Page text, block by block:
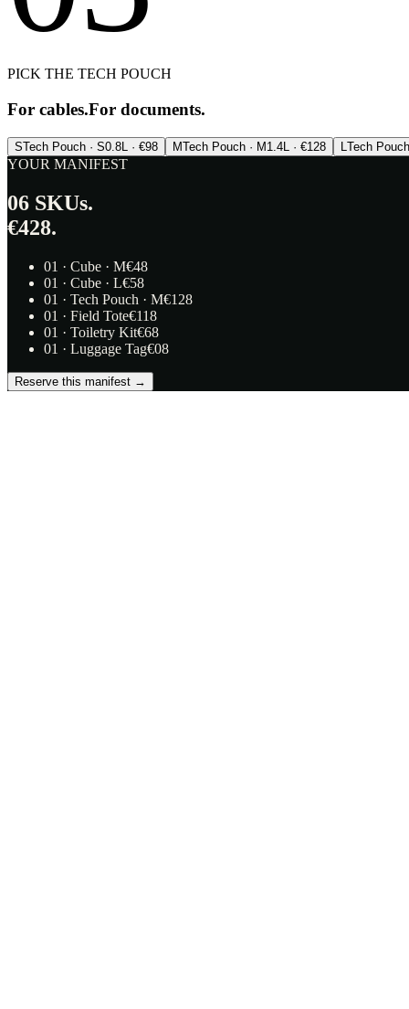
PICK THE TECH POUCH
For cables.For documents.
STech Pouch · S0.8L · €98 MTech Pouch · M 1.4L · €128 Tech
YOUR MANIFEST
06 SKUs.
€428.
01 · Cube · M€48
01 · Cube · L€58
01 · Tech Pouch · M€128
01 · Field Tote€118
01 · Toiletry Kit€68
01 · Luggage Tag€08
Reserve this manifest →